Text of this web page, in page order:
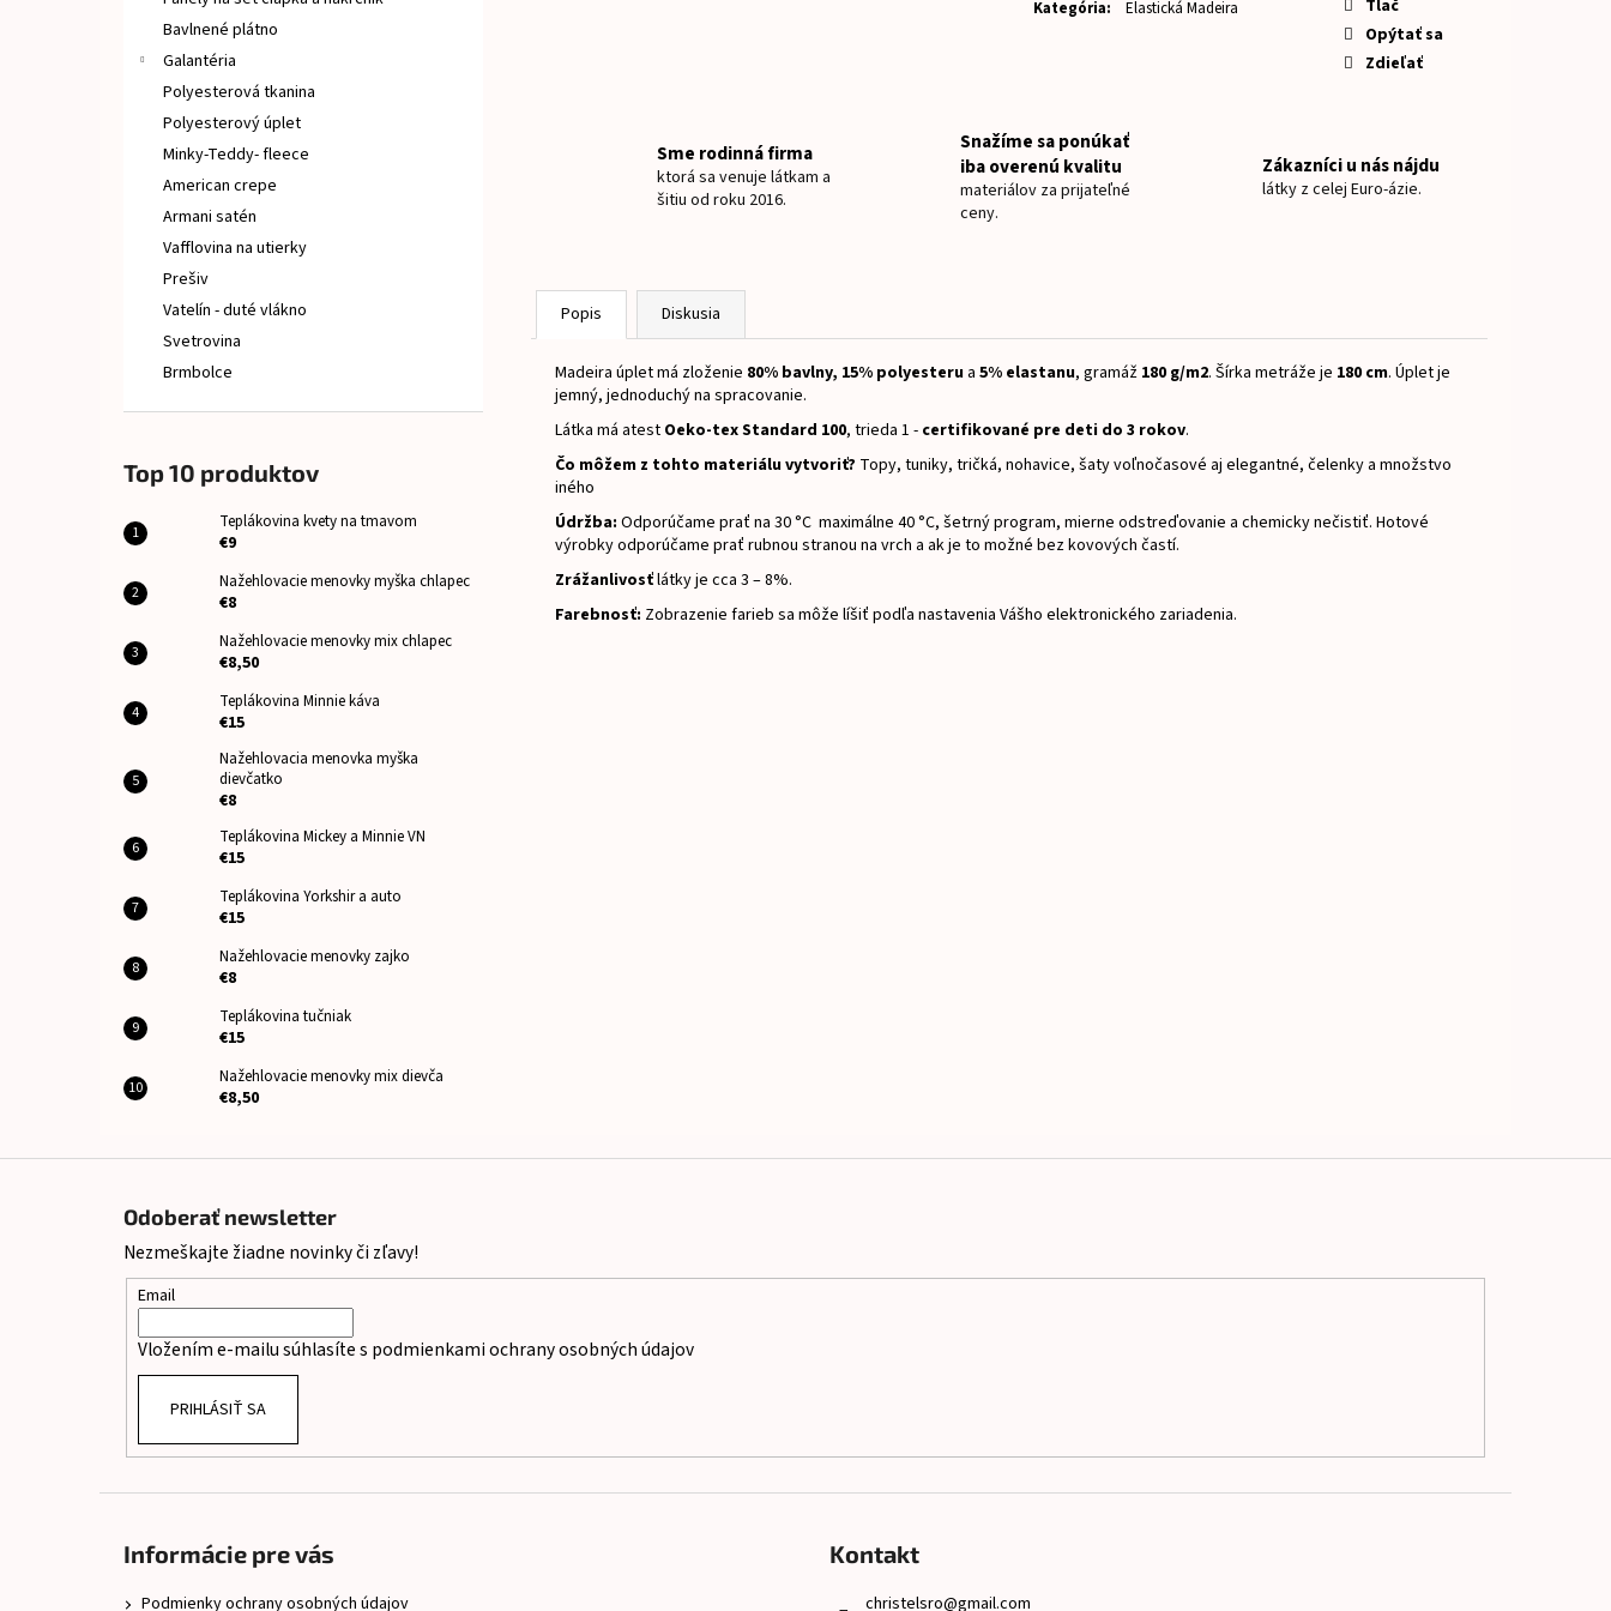
Bavlnené plátno
Galantéria
Polyesterová tkanina
Polyesterový úplet
Minky-Teddy- fleece
American crepe
Armani satén
Vafflovina na utierky
Prešiv
Vatelín - duté vlákno
Svetrovina
Brmbolce
Top 10 produktov
Teplákovina kvety na tmavom
€9
Nažehlovacie menovky myška chlapec
€8
Nažehlovacie menovky mix chlapec
€8,50
Teplákovina Minnie káva
€15
Nažehlovacia menovka myška
dievčatko
€8
Teplákovina Mickey a Minnie VN
€15
Teplákovina Yorkshir a auto
€15
Nažehlovacie menovky zajko
€8
Teplákovina tučniak
€15
Nažehlovacie menovky mix dievča
€8,50
Kategória: Elastická Madeira
Tlač
Opýtať sa
Zdieľať
Sme rodinná firma
ktorá sa venuje látkam a
šitiu od roku 2016.
Snažíme sa ponúkať
iba overenú kvalitu
materiálov za prijateľné
ceny.
Zákazníci u nás nájdu
látky z celej Euro-ázie.
Popis Diskusia
Madeira úplet má zloženie 80% bavlny, 15% polyesteru a 5% elastanu, gramáž 180 g/m2. Šírka metráže je 180 cm. Úplet je
jemný, jednoduchý na spracovanie.
Látka má atest Oeko-tex Standard 100, trieda 1 - certifikované pre deti do 3 rokov.
Čo môžem z tohto materiálu vytvoriť? Topy, tuniky, tričká, nohavice, šaty voľnočasové aj elegantné, čelenky a množstvo
iného
Údržba: Odporúčame prať na 30 °C maximálne 40 °C, šetrný program, mierne odstreďovanie a chemicky nečistiť. Hotové
výrobky odporúčame prať rubnou stranou na vrch a ak je to možné bez kovových častí.
Zrážanlivosťlátky je cca 3 – 8%.
Farebnosť: Zobrazenie farieb sa môže líšiť podľa nastavenia Vášho elektronického zariadenia.
Odoberať newsletter
Nezmeškajte žiadne novinky či zľavy!
Email
Vložením e-mailu súhlasíte s podmienkami ochrany osobných údajov
PRIHLÁSIŤ SA
Informácie pre vás
Podmienky ochrany osobných údajov
Kontakt
christelsro@gmail.com